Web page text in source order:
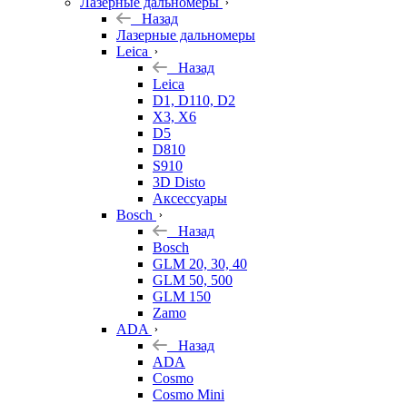
Назад
Лазерные дальномеры
Leica
Назад
Leica
D1, D110, D2
X3, X6
D5
D810
S910
3D Disto
Аксессуары
Bosch
Назад
Bosch
GLM 20, 30, 40
GLM 50, 500
GLM 150
Zamo
ADA
Назад
ADA
Cosmo
Cosmo Mini